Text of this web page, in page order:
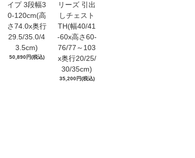
イプ 3段幅3
0-120cm(高
さ74.0x奥行
29.5/35.0/4
3.5cm)
50,890円(税込)
リーズ 引出
しチェスト
TH(幅40/41
-60x高さ60-
76/77～103
x奥行20/25/
30/35cm)
35,200円(税込)